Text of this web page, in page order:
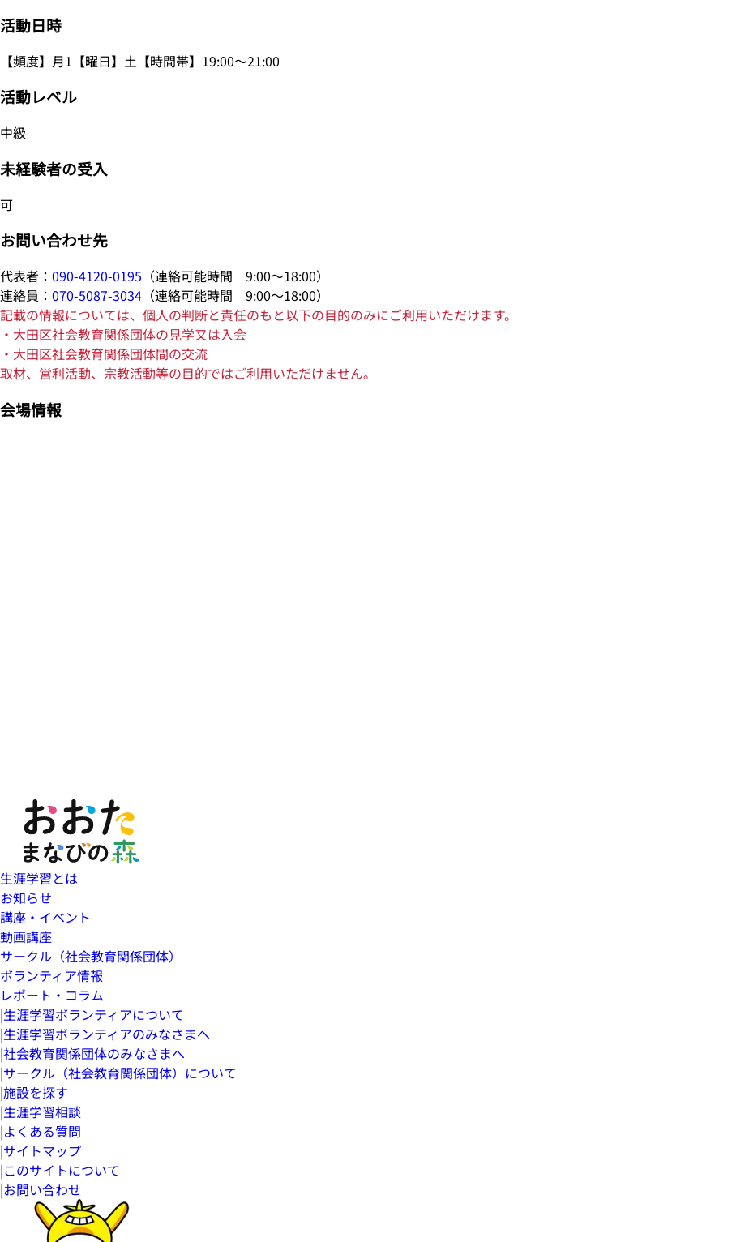
活動日時
【頻度】月1【曜日】土【時間帯】19:00～21:00
活動レベル
中級
未経験者の受入
可
お問い合わせ先
代表者： 090-4120-0195 （連絡可能時間 9:00～18:00）
連絡員： 070-5087-3034 （連絡可能時間 9:00～18:00）
記載の情報については、個人の判断と責任のもと以下の目的のみにご利用いただけます。
・大田区社会教育関係団体の見学又は入会
・大田区社会教育関係団体間の交流
取材、営利活動、宗教活動等の目的ではご利用いただけません。
会場情報
生涯学習とは
お知らせ
講座・イベント
動画講座
サークル（社会教育関係団体）
ボランティア情報
レポート・コラム
|生涯学習ボランティアについて
|生涯学習ボランティアのみなさまへ
|社会教育関係団体のみなさまへ
|サークル（社会教育関係団体）について
|施設を探す
|生涯学習相談
|よくある質問
|サイトマップ
|このサイトについて
|お問い合わせ